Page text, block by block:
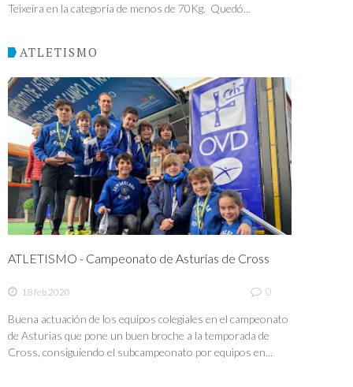
Teixeira en la categoría de menos de 70Kg. Quedó...
ATLETISMO
ATLETISMO - Campeonato de Asturias de Cross
18 feb 2020 0
Buena actuación de los equipos colegiales en el campeonato
de Asturias que pone un buen broche a la temporada de
Cross, consiguiendo el subcampeonato por equipos en...